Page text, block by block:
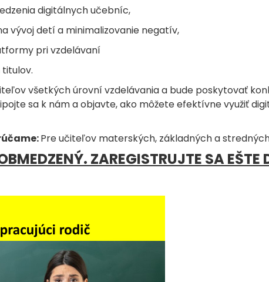
digitálnych učebníc,
vývoj detí a minimalizovanie negatív,
pri vzdelávaní
všetkých úrovní vzdelávania a bude poskytovať
sa k nám a objavte, ako môžete efektívne využiť
Pre učiteľov materských, základných a
ZAREGISTRUJTE SA EŠTE